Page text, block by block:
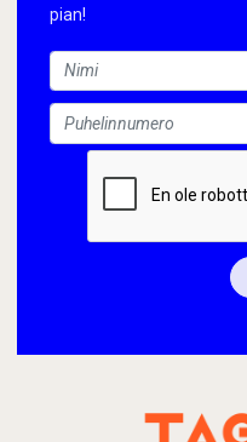
pian!